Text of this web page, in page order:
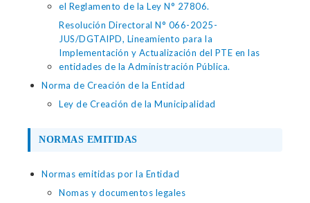
el Reglamento de la Ley N° 27806.
Resolución Directoral N° 066-2025-
JUS/DGTAIPD, Lineamiento para la
Implementación y Actualización del PTE en las
entidades de la Administración Pública.
Norma de Creación de la Entidad
Ley de Creación de la Municipalidad
NORMAS EMITIDAS
Normas emitidas por la Entidad
Nomas y documentos legales